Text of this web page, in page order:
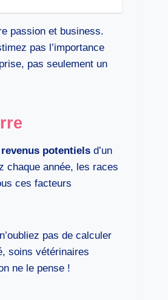
passion et business.
pas l’importance
pas seulement un
revenus potentiels d’un
chaque année, les races
ces facteurs
pas de calculer
soins vétérinaires
ne le pense !